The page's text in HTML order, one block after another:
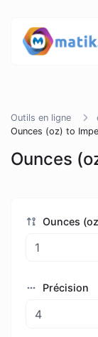
Outils en ligne
Ounces (oz) to
Ounces
Précision